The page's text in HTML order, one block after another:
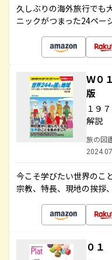
久しぶりの海外旅行でも
ニックがつまった24ペー
Ｗ０
版
１９
解説
旅の図
今こそ学びたい世界のこ
宗教、特長、現地の挨拶
０１